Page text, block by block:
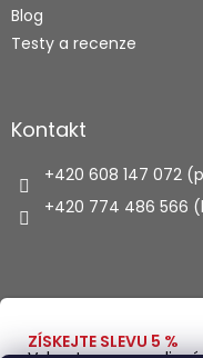
Blog
Testy a recenze
Kontakt
+420 608 147 072
+420 774 486 566
ZÍSKEJTE SLEVU 5 %